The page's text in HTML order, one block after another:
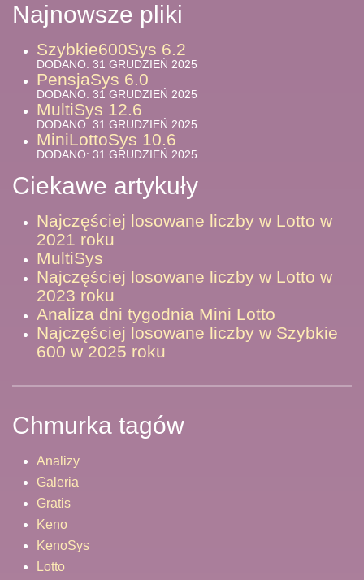
Najnowsze pliki
Szybkie600Sys 6.2
DODANO: 31 GRUDZIEŃ 2025
PensjaSys 6.0
DODANO: 31 GRUDZIEŃ 2025
MultiSys 12.6
DODANO: 31 GRUDZIEŃ 2025
MiniLottoSys 10.6
DODANO: 31 GRUDZIEŃ 2025
Ciekawe artykuły
Najczęściej losowane liczby w Lotto w
2021 roku
MultiSys
Najczęściej losowane liczby w Lotto w
2023 roku
Analiza dni tygodnia Mini Lotto
Najczęściej losowane liczby w Szybkie
600 w 2025 roku
Chmurka tagów
Analizy
Galeria
Gratis
Keno
KenoSys
Lotto